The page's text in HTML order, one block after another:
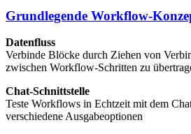
Grundlegende Workflow-
Datenfluss
Verbinde Blöcke durch Ziehen von
zwischen Workflow-Schritten zu
Chat-Schnittstelle
Teste Workflows in Echtzeit mit dem
verschiedene Ausgabeoptionen